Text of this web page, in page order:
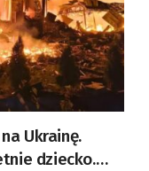
Ukrainę.
dziecko.